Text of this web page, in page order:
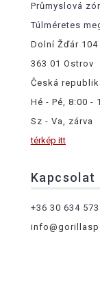
Průmyslová
Túlméretes
Dolní Žďár 104
363 01 Ostrov
Česká
Hé - Pé, 8:00 -
Sz - Va, zárva
térkép itt
Kapcsolat
+36 30 634